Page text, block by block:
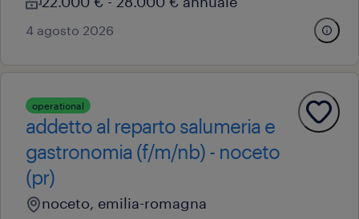
4 agosto 2026
operational
addetto al reparto salumeria e
gastronomia (f/m/nb) - noceto
(pr)
noceto, emilia-romagna